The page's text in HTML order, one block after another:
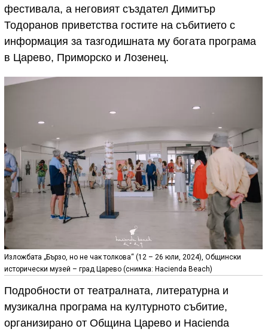
фестивала, а неговият създател Димитър
Тодоранов приветства гостите на събитието с
информация за тазгодишната му богата програма
в Царево, Приморско и Лозенец.
Изложбата „Бързо, но не чак толкова“ (12 – 26 юли, 2024), Общински
исторически музей – град Царево (снимка: Hacienda Beach)
Подробности от театралната, литературна и
музикална програма на културното събитие,
организирано от Община Царево и Hacienda